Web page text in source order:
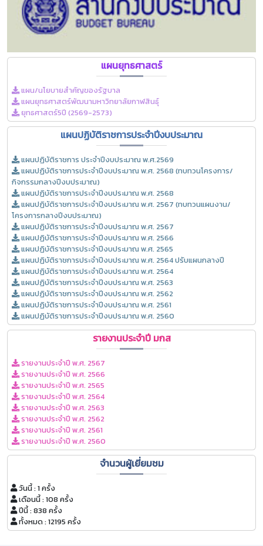
แผนยุทธศาสตร์
แผน/นโยบายสำคัญของรัฐบาล
แผนยุทธศาสตร์พัฒนามหาวิทยาลัยกาฬสินธุ์
ยุทธศาสตร์5ปี (2569-2573)
แผนปฏิบัติราชการประจำปีงบประมาณ
แผนปฏิบัติราชการ ประจำปีงบประมาณ พ.ศ.2569
แผนปฏิบัติราชการประจำปีงบประมาณ พ.ศ. 2568 (ทบทวนโครงการ/
กิจกรรมกลางปีงบประมาณ)
แผนปฏิบัติราชการประจำปีงบประมาณ พ.ศ. 2568
แผนปฏิบัติราชการประจำปีงบประมาณ พ.ศ. 2567 (ทบทวนแผนงาน/
โครงการกลางปีงบประมาณ)
แผนปฏิบัติราชการประจำปีงบประมาณ พ.ศ. 2567
แผนปฏิบัติราชการประจำปีงบประมาณ พ.ศ. 2566
แผนปฏิบัติราชการประจำปีงบประมาณ พ.ศ. 2565
แผนปฏิบัติราชการประจำปีงบประมาณ พ.ศ. 2564 ปรับแผนกลางปี
แผนปฏิบัติราชการประจำปีงบประมาณ พ.ศ. 2564
แผนปฏิบัติราชการประจำปีงบประมาณ พ.ศ. 2563
แผนปฏิบัติราชการประจำปีงบประมาณ พ.ศ. 2562
แผนปฏิบัติราชการประจำปีงบประมาณ พ.ศ. 2561
แผนปฏิบัติราชการประจำปีงบประมาณ พ.ศ. 2560
รายงานประจำปี มกส
รายงานประจำปี พ.ศ. 2567
รายงานประจำปี พ.ศ. 2566
รายงานประจำปี พ.ศ. 2565
รายงานประจำปี พ.ศ. 2564
รายงานประจำปี พ.ศ. 2563
รายงานประจำปี พ.ศ. 2562
รายงานประจำปี พ.ศ. 2561
รายงานประจำปี พ.ศ. 2560
จำนวนผู้เยี่ยมชม
วันนี้ : 1 ครั้ง
เดือนนี้ : 108 ครั้ง
ปีนี้ : 838 ครั้ง
ทั้งหมด : 12195 ครั้ง